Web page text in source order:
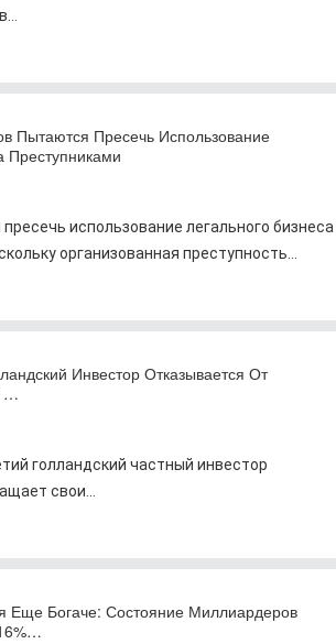
Пытаются Пресечь Использование
Преступниками
использование легального бизнеса
организованная преступность...
Инвестор Отказывается От
…
голландский частный инвестор
свои...
Еще Богаче: Состояние Миллиардеров